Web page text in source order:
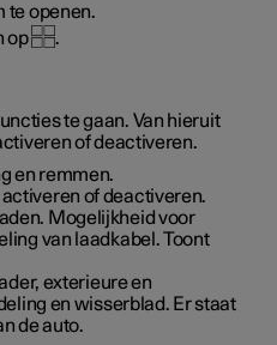
te openen.
op
.
te gaan. Van hieruit
of deactiveren.
en remmen.
of deactiveren.
Mogelijkheid voor
van laadkabel. Toont
exterieure en
en wisserblad. Er staat
de auto.